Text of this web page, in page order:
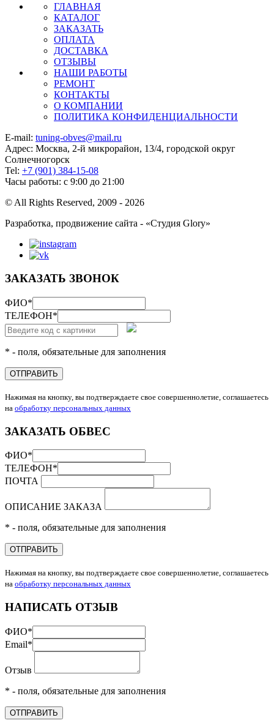
ГЛАВНАЯ
КАТАЛОГ
ЗАКАЗАТЬ
ОПЛАТА
ДОСТАВКА
ОТЗЫВЫ
НАШИ РАБОТЫ
РЕМОНТ
КОНТАКТЫ
О КОМПАНИИ
ПОЛИТИКА КОНФИДЕНЦИАЛЬНОСТИ
E-mail: tuning-obves@mail.ru
Адрес: Москва, 2-й микрорайон, 13/4, городской округ
Солнечногорск
Tel: +7 (901) 384-15-08
Часы работы: с 9:00 до 21:00
© All Rights Reserved, 2009 - 2026
Разработка, продвижение сайта - «Студия Glory»
ЗАКАЗАТЬ ЗВОНОК
ФИО*
ТЕЛЕФОН*
* - поля, обязательные для заполнения
ОТПРАВИТЬ
Нажимая на кнопку, вы подтверждаете свое совершеннолетие, соглашаетесь
на обработку персональных данных
ЗАКАЗАТЬ ОБВЕС
ФИО*
ТЕЛЕФОН*
ПОЧТА
ОПИСАНИЕ ЗАКАЗА
* - поля, обязательные для заполнения
ОТПРАВИТЬ
Нажимая на кнопку, вы подтверждаете свое совершеннолетие, соглашаетесь
на обработку персональных данных
НАПИСАТЬ ОТЗЫВ
ФИО*
Email*
Отзыв
* - поля, обязательные для заполнения
ОТПРАВИТЬ